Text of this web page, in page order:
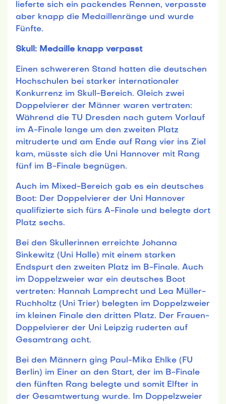
lieferte sich ein packendes Rennen, verpasste
aber knapp die Medaillenränge und wurde
Fünfte.
Skull: Medaille knapp verpasst
Einen schwereren Stand hatten die deutschen
Hochschulen bei starker internationaler
Konkurrenz im Skull-Bereich. Gleich zwei
Doppelvierer der Männer waren vertraten:
Während die TU Dresden nach gutem Vorlauf
im A-Finale lange um den zweiten Platz
mitruderte und am Ende auf Rang vier ins Ziel
kam, müsste sich die Uni Hannover mit Rang
fünf im B-Finale begnügen.
Auch im Mixed-Bereich gab es ein deutsches
Boot: Der Doppelvierer der Uni Hannover
qualifizierte sich fürs A-Finale und belegte dort
Platz sechs.
Bei den Skullerinnen erreichte Johanna
Sinkewitz (Uni Halle) mit einem starken
Endspurt den zweiten Platz im B-Finale. Auch
im Doppelzweier war ein deutsches Boot
vertreten: Hannah Lamprecht und Lea Müller-
Ruchholtz (Uni Trier) belegten im Doppelzweier
im kleinen Finale den dritten Platz. Der Frauen-
Doppelvierer der Uni Leipzig ruderten auf
Gesamtrang acht.
Bei den Männern ging Paul-Mika Ehlke (FU
Berlin) im Einer an den Start, der im B-Finale
den fünften Rang belegte und somit Elfter in
der Gesamtwertung wurde. Im Doppelzweier